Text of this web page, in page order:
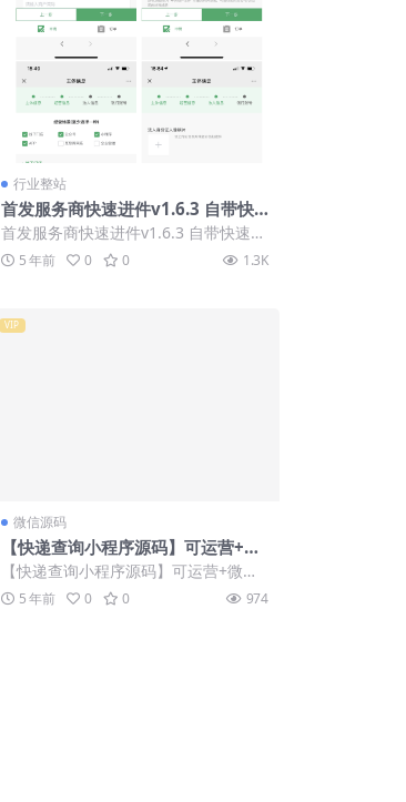
行业整站
首发服务商快速进件v1.6.3 自带快
速识别营业执照
首发服务商快速进件v1.6.3 自带快速识
别营业执照 本应用是提供给服务商用
于协...
5 年前 0 0 1.3K
VIP
微信源码
【快递查询小程序源码】可运营+微
信物流快递查询小程序
【快递查询小程序源码】可运营+微信
物流快递查询小程序 去微信公众平台
注册小程序h...
5 年前 0 0 974